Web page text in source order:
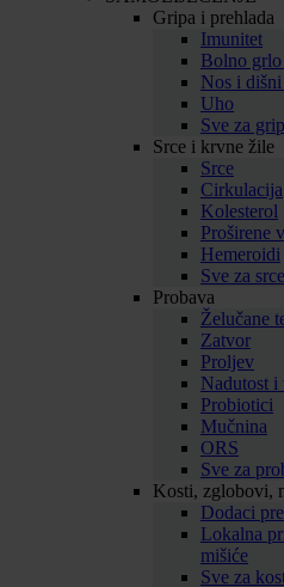
Gripa i prehlada
Imunitet
Bolno
Nos i
Uho
Sve za
Srce i krvne žile
Srce
Cirkulacija
Kolesterol
Proširene
Hemeroidi
Sve za
Probava
Želučane
Zatvor
Proljev
Nadutost i
Probiotici
Mučnina
ORS
Sve za
Kosti, zglobovi,
Dodaci
Lokalna
mišiće
Sve za